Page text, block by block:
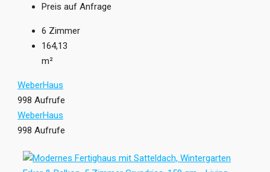
Preis auf Anfrage
6 Zimmer
164,13
m²
WeberHaus
998 Aufrufe
WeberHaus
998 Aufrufe